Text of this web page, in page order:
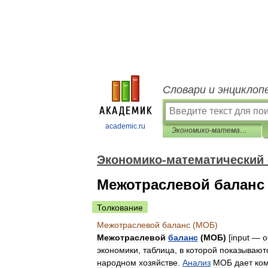
academic.ru
Словари и
Экономико-математический словарь
Экономико-математический
Межотраслевой
Толкование
Межотраслевой баланс (МОБ)
Межотраслевой баланс (МОБ) [input —
экономики таблица в которой
народном хозяйстве Анализ МОБ дает